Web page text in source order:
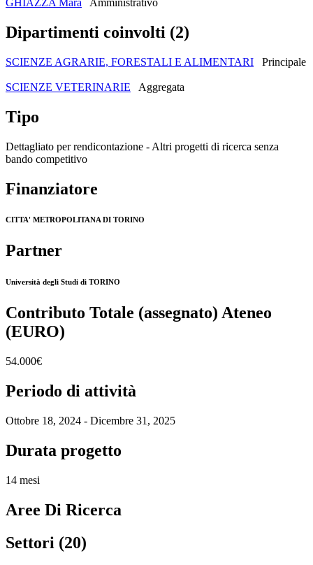
GHIAZZA Mara Amministrativo
Dipartimenti coinvolti (2)
SCIENZE AGRARIE, FORESTALI E ALIMENTARI Principale
SCIENZE VETERINARIE Aggregata
Tipo
Dettagliato per rendicontazione - Altri progetti di ricerca senza
bando competitivo
Finanziatore
CITTA' METROPOLITANA DI TORINO
Partner
Università degli Studi di TORINO
Contributo Totale (assegnato) Ateneo
(EURO)
54.000€
Periodo di attività
Ottobre 18, 2024 - Dicembre 31, 2025
Durata progetto
14 mesi
Aree Di Ricerca
Settori (20)